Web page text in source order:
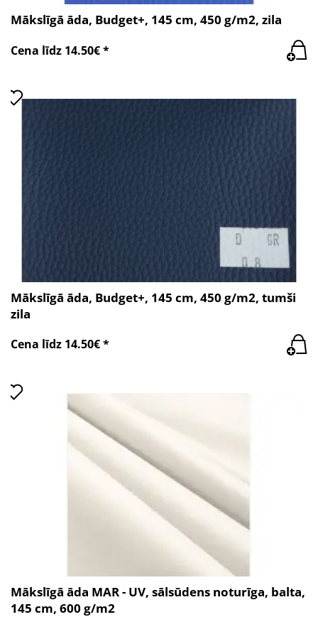
Mākslīgā āda, Budget+, 145 cm, 450 g/m2, zila
Cena līdz 14.50€ *
Mākslīgā āda, Budget+, 145 cm, 450 g/m2, tumši
zila
Cena līdz 14.50€ *
Mākslīgā āda MAR - UV, sālsūdens noturīga, balta,
145 cm, 600 g/m2